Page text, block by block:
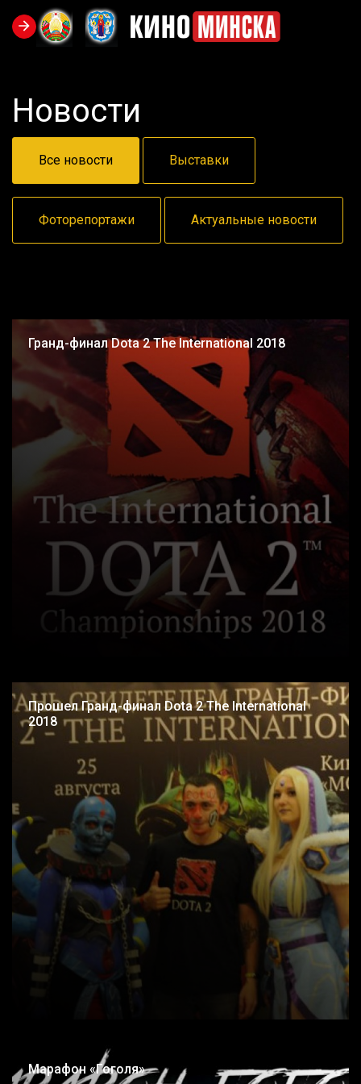
Новости
Все новости Выставки
Фоторепортажи Актуальные новости
Гранд-финал Dota 2 The International 2018
Прошел Гранд-финал Dota 2 The International
2018
Марафон «Гоголя»